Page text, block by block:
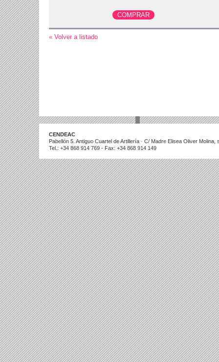
« Volver a listado
CENDEAC
Pabellón 5. Antiguo Cuartel de Artillería · C/ Madre Elisea Oliver
Tel.: +34 868 914 769 - Fax: +34 868 914 149